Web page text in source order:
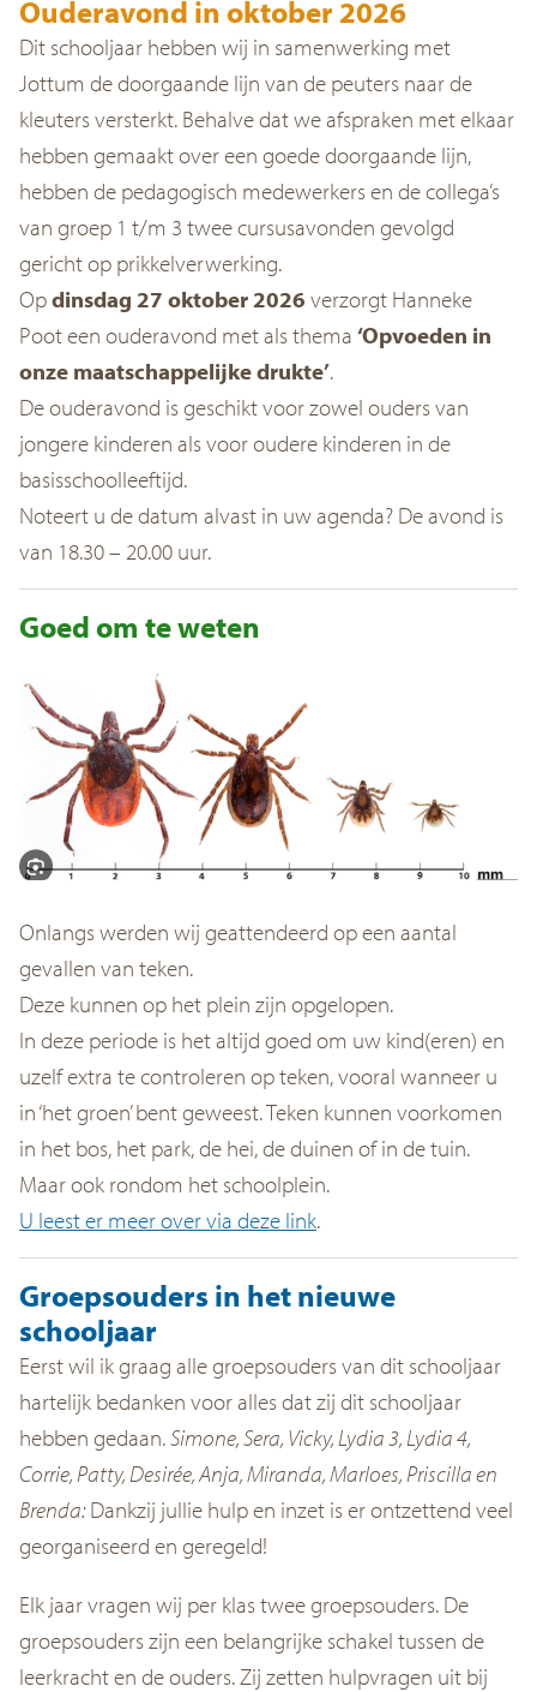
Ouderavond in oktober 2026
Dit schooljaar hebben wij in samenwerking met
Jottum de doorgaande lijn van de peuters naar de
kleuters versterkt. Behalve dat we afspraken met elkaar
hebben gemaakt over een goede doorgaande lijn,
hebben de pedagogisch medewerkers en de collega’s
van groep 1 t/m 3 twee cursusavonden gevolgd
gericht op prikkelverwerking.
Opdinsdag 27 oktober 2026 verzorgt Hanneke
Poot een ouderavond met als thema ‘Opvoeden in
onze maatschappelijke drukte’.
De ouderavond is geschikt voor zowel ouders van
jongere kinderen als voor oudere kinderen in de
basisschoolleeftijd.
Noteert u de datum alvast in uw agenda? De avond is
van 18.30 – 20.00 uur.
Goed om te weten
Onlangs werden wij geattendeerd op een aantal
gevallen van teken.
Deze kunnen op het plein zijn opgelopen.
In deze periode is het altijd goed om uw kind(eren) en
uzelf extra te controleren op teken, vooral wanneer u
in ‘het groen’ bent geweest. Teken kunnen voorkomen
in het bos, het park, de hei, de duinen of in de tuin.
Maar ook rondom het schoolplein.
U leest er meer over via deze link.
Groepsouders in het nieuwe
schooljaar
Eerst wil ik graag alle groepsouders van dit schooljaar
hartelijk bedanken voor alles dat zij dit schooljaar
hebben gedaan.Simone, Sera, Vicky, Lydia 3, Lydia 4,
Corrie, Patty, Desirée, Anja, Miranda, Marloes, Priscilla en
Brenda:Dankzij jullie hulp en inzet is er ontzettend veel
georganiseerd en geregeld!
Elk jaar vragen wij per klas twee groepsouders. De
groepsouders zijn een belangrijke schakel tussen de
leerkracht en de ouders. Zij zetten hulpvragen uit bij